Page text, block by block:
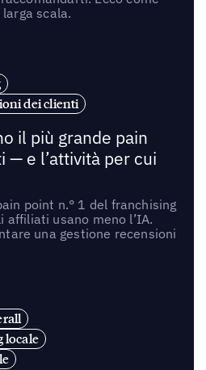
scala.
dei clienti
il più grande pain
— e l’attività per cui
point n.° 1 del franchising
affiliati usano meno l’IA.
una gestione recensioni
locale